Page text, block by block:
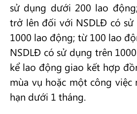
sử dụng dưới 200 lao
trở lên đối với NSDLĐ có
1000 lao động; từ 100 lao
NSDLĐ có sử dụng trên
kể lao động giao kết hợp
mùa vụ hoặc một công
hạn dưới 1 tháng.